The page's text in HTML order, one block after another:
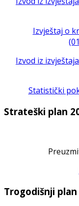
Izvještaj o
Izvod iz
Statistički
Strateški plan
Trogodišnji